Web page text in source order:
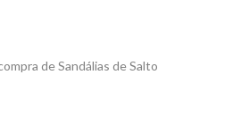
de Sandálias de Salto